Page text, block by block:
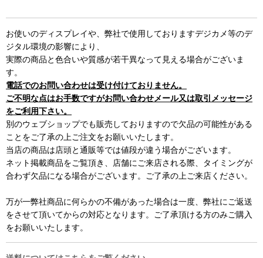
お使いのディスプレイや、弊社で使用しておりますデジカメ等のデ
ジタル環境の影響により、
実際の商品と色合いや質感が若干異なって見える場合がございま
す。
電話でのお問い合わせは受け付けておりません。
ご不明な点はお手数ですがお問い合わせメール又は取引メッセージ
をご利用下さい。
別のウェブショップでも販売しておりますので欠品の可能性がある
ことをご了承の上ご注文をお願いいたします。
当店の商品は店頭と通販等では値段が違う場合がございます。
ネット掲載商品をご覧頂き、店舗にご来店される際、タイミングが
合わず欠品になる場合がございます。ご了承の上ご来店ください。
万が一弊社商品に何らかの不備があった場合は一度、弊社にご返送
をさせて頂いてからの対応となります。ご了承頂ける方のみご購入
をお願いいたします。